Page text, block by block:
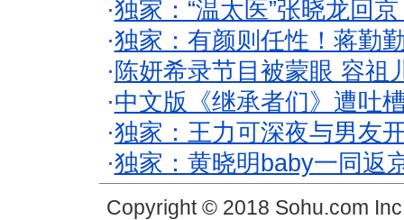
·独家：“温太医”张晓龙回
·独家：有颜则任性！蒋勤
· 陈妍希录节目被蒙眼 容祖
·中文版《继承者们》遭吐
·独家：王力可深夜与男友
·独家：黄晓明baby一同返
Copyright © 2018 Sohu.com